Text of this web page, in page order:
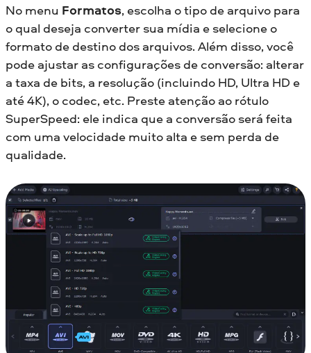
No menu Formatos, escolha o tipo de arquivo para
o qual deseja converter sua mídia e selecione o
formato de destino dos arquivos. Além disso, você
pode ajustar as configurações de conversão: alterar
a taxa de bits, a resolução (incluindo HD, Ultra HD e
até 4K), o codec, etc. Preste atenção ao rótulo
SuperSpeed: ele indica que a conversão será feita
com uma velocidade muito alta e sem perda de
qualidade.